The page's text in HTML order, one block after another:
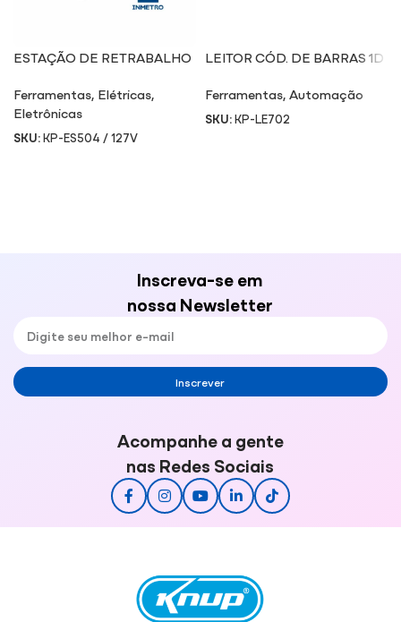
ESTAÇÃO DE RETRABALHO
Ferramentas, Elétricas,
Eletrônicas
SKU:KP-ES504 / 127V
LEITOR CÓD. DE BARRAS 1D
Ferramentas,Automação
SKU:KP-LE702
Inscreva-se em
nossa Newsletter
Inscrever
Acompanhe a gente
nas Redes Sociais